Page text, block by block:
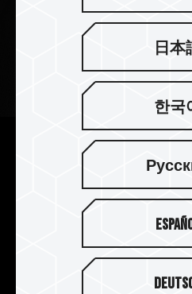
세심한 고리 디
지 저장 가능
세심한 고리 디자인으로 열
러 장신구에 달고 편리하게
日本
한국